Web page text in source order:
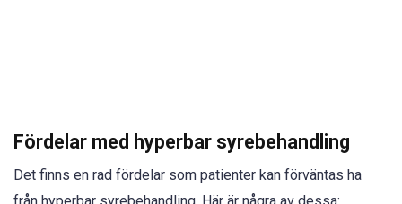
Fördelar med hyperbar syrebehandling
Det finns en rad fördelar som patienter kan förväntas ha
från hyperbar syrebehandling. Här är några av dessa: